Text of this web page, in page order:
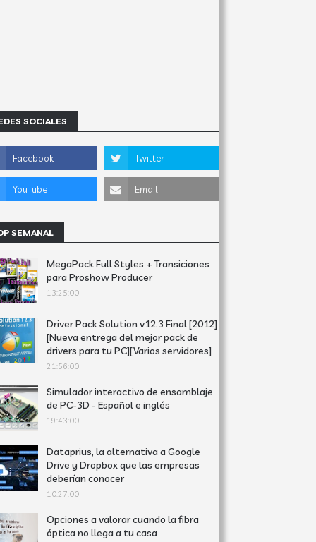
SOCIALES
SEMANAL
MegaPack Full Styles + Transiciones
para Proshow Producer
13:25:00
Driver Pack Solution v12.3 Final [2012]
[Nueva entrega del mejor pack de
drivers para tu PC][Varios servidores]
21:56:00
Simulador interactivo de ensamblaje
de PC-3D - Español e inglés
19:43:00
Dataprius, la alternativa a Google
Drive y Dropbox que las empresas
deberían conocer
10:27:00
Opciones a valorar cuando la fibra
óptica no llega a tu casa